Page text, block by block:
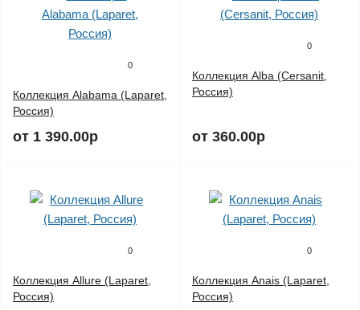
0
Коллекция Alabama (Laparet,
Россия)
от 1 390.00р
0
Коллекция Alba (Cersanit,
Россия)
от 360.00р
0
Коллекция Allure (Laparet,
Россия)
0
Коллекция Anais (Laparet,
Россия)